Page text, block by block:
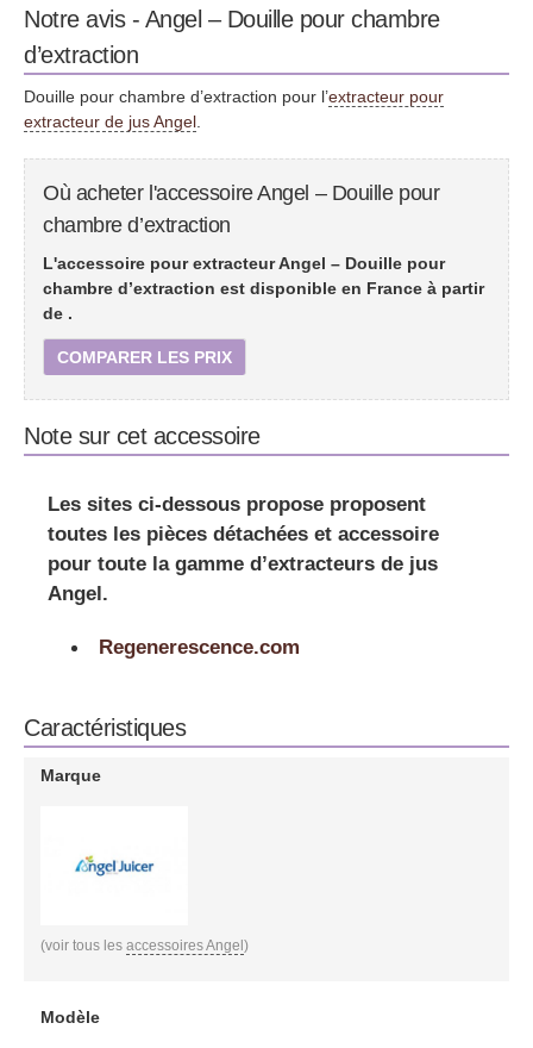
Notre avis - Angel – Douille pour chambre
d’extraction
Douille pour chambre d’extraction pour l’extracteur pour
extracteur de jus Angel
Où acheter l'accessoire Angel – Douille pour
chambre d’extraction
L'accessoire pour extracteur Angel – Douille pour
chambre d’extraction est disponible en France à partir
de .
COMPARER LES PRIX
Note sur cet accessoire
Les sites ci-dessous propose proposent
toutes les pièces détachées et accessoire
pour toute la gamme d’extracteurs de jus
Angel.
Regenerescence.com
Caractéristiques
Marque
(voir tous les accessoires Angel)
Modèle